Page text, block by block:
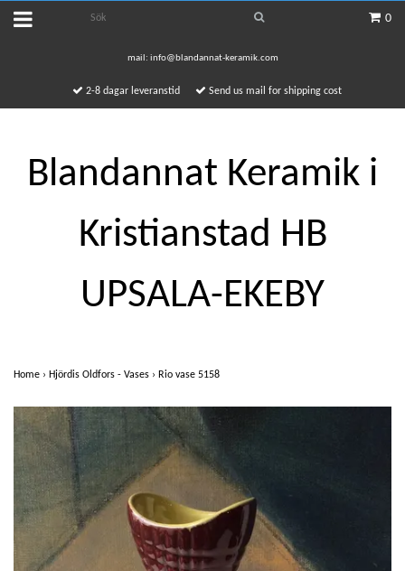
0
mail: info@blandannat-keramik.com
2-8 dagar leveranstid Send us mail for shipping cost
Blandannat Keramik i
Kristianstad HB
UPSALA-EKEBY
Home › Hjördis Oldfors - Vases › Rio vase 5158